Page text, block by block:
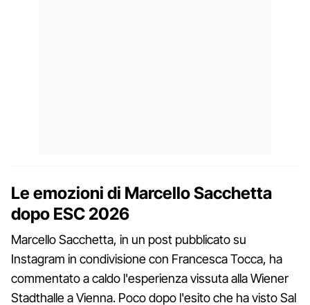
Le emozioni di Marcello Sacchetta
dopo ESC 2026
Marcello Sacchetta, in un post pubblicato su
Instagram in condivisione con Francesca Tocca, ha
commentato a caldo l'esperienza vissuta alla Wiener
Stadthalle a Vienna. Poco dopo l'esito che ha visto Sal